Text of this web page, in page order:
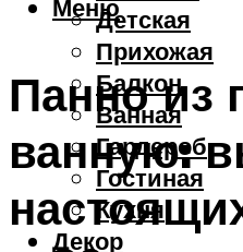
Детская
Прихожая
Балкон
Ванная
Гардероб
Гостиная
Кухня
Декор
Меню
Панно из
ванную: